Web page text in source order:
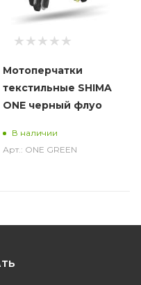
Мотоперчатки
текстильные SHIMA
ONE черный флуо
В наличии
Арт.: ONE GREEN